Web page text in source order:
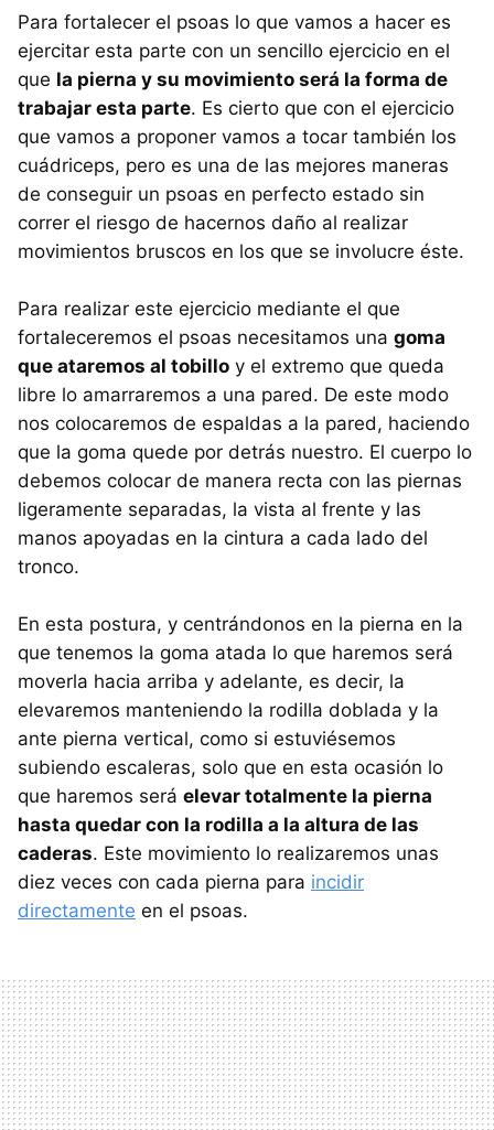
Para fortalecer el psoas lo que vamos a hacer es
ejercitar esta parte con un sencillo ejercicio en el
que la pierna y su movimiento será la forma de
trabajar esta parte. Es cierto que con el ejercicio
que vamos a proponer vamos a tocar también los
cuádriceps, pero es una de las mejores maneras
de conseguir un psoas en perfecto estado sin
correr el riesgo de hacernos daño al realizar
movimientos bruscos en los que se involucre éste.
Para realizar este ejercicio mediante el que
fortaleceremos el psoas necesitamos una goma
que ataremos al tobillo y el extremo que queda
libre lo amarraremos a una pared. De este modo
nos colocaremos de espaldas a la pared, haciendo
que la goma quede por detrás nuestro. El cuerpo lo
debemos colocar de manera recta con las piernas
ligeramente separadas, la vista al frente y las
manos apoyadas en la cintura a cada lado del
tronco.
En esta postura, y centrándonos en la pierna en la
que tenemos la goma atada lo que haremos será
moverla hacia arriba y adelante, es decir, la
elevaremos manteniendo la rodilla doblada y la
ante pierna vertical, como si estuviésemos
subiendo escaleras, solo que en esta ocasión lo
que haremos será elevar totalmente la pierna
hasta quedar con la rodilla a la altura de las
caderas. Este movimiento lo realizaremos unas
diez veces con cada pierna para incidir
directamente en el psoas.